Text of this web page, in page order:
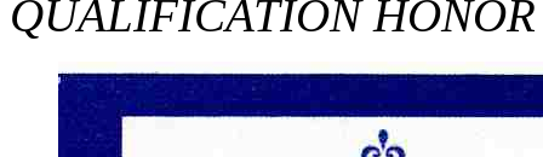
资质荣誉
QUALIFICATION HONOR